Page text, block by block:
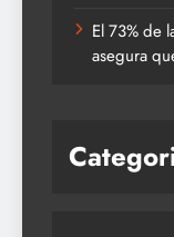
El 73% de
asegura